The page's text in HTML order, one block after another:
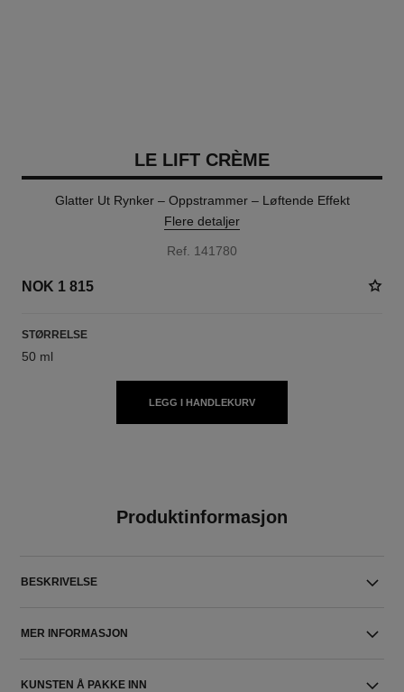
LE LIFT CRÈME
Glatter Ut Rynker – Oppstrammer – Løftende Effekt
Flere detaljer
Ref. 141780
NOK 1 815
STØRRELSE
50 ml
LEGG I HANDLEKURV
Produktinformasjon
BESKRIVELSE
MER INFORMASJON
KUNSTEN Å PAKKE INN